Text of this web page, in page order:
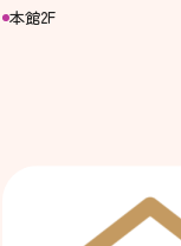
本館2F